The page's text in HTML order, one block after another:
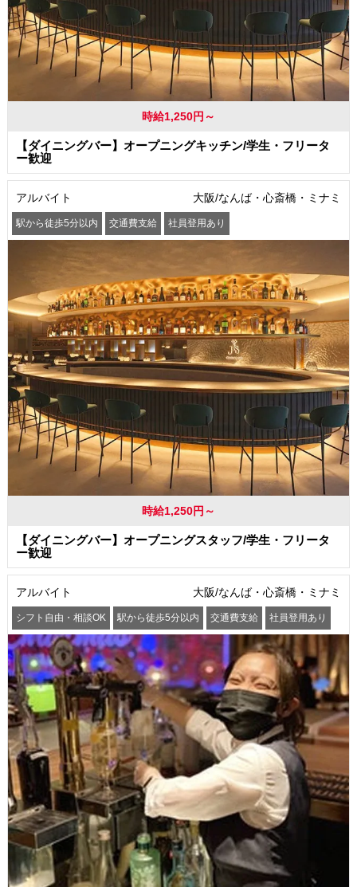
時給1,250円～
【ダイニングバー】オープニングキッチン/学生・フリータ
ー歓迎
アルバイト 大阪/なんば・心斎橋・ミナミ
駅から徒歩5分以内 交通費支給 社員登用あり
時給1,250円～
【ダイニングバー】オープニングスタッフ/学生・フリータ
ー歓迎
アルバイト 大阪/なんば・心斎橋・ミナミ
シフト自由・相談OK 駅から徒歩5分以内 交通費支給 社員登用あり